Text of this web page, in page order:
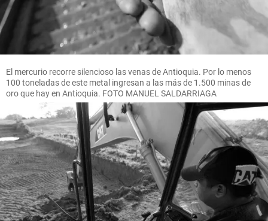
El mercurio recorre silencioso las venas de Antioquia. Por lo menos
100 toneladas de este metal ingresan a las más de 1.500 minas de
oro que hay en Antioquia. FOTO MANUEL SALDARRIAGA